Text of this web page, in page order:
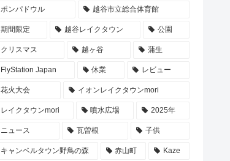
ポンパドウル 越谷市立総合体育館
期間限定 越谷レイクタウン 公園
クリスマス 越ヶ谷 蒲生
FlyStation Japan 休業 レビュー
花火大会 イオンレイクタウンmori
レイクタウンmori 噴水広場 2025年
ニュース 瓦曽根 子供
キャンベルタウン野鳥の森 赤山町 Kaze